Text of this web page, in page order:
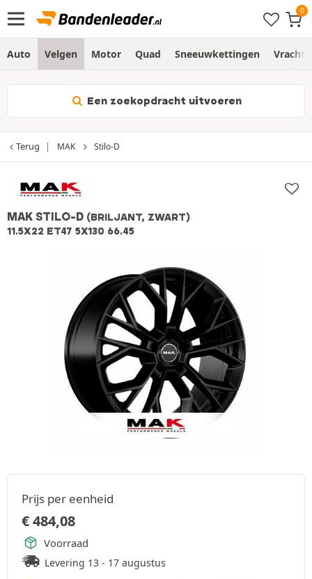
Auto Velgen Motor Quad Sneeuwkettingen
Een zoekopdracht uitvoeren
Terug MAK Stilo-D
MAK STILO-D (BRILJANT, ZWART)
11.5X22 ET47 5X130 66.45
Prijs per eenheid
€484,08
Voorraad
Levering 13 - 17 augustus